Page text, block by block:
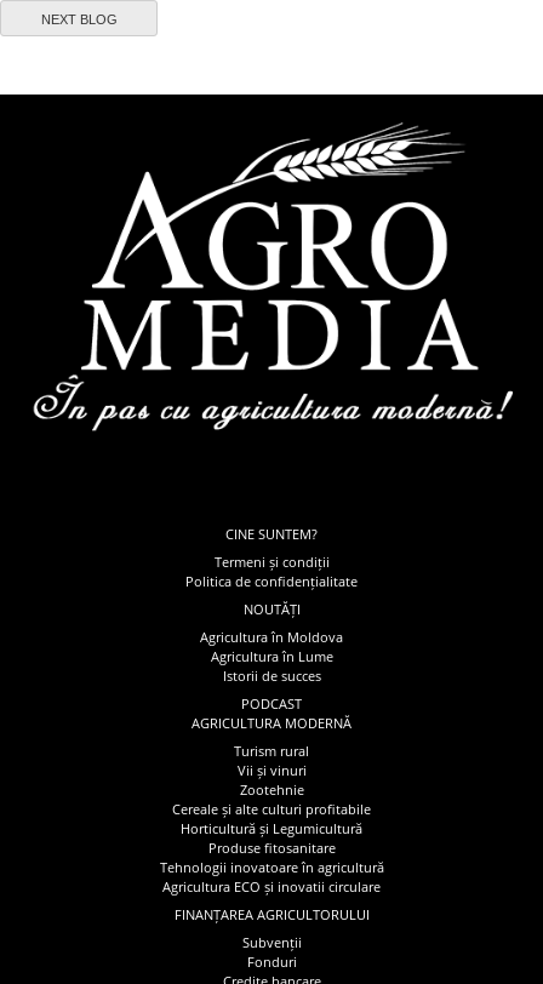
NEXT BLOG
CINE SUNTEM?
Termeni și condiții
Politica de confidențialitate
NOUTĂȚI
Agricultura în Moldova
Agricultura în Lume
Istorii de succes
PODCAST
AGRICULTURA MODERNĂ
Turism rural
Vii și vinuri
Zootehnie
Cereale și alte culturi profitabile
Horticultură și Legumicultură
Produse fitosanitare
Tehnologii inovatoare în agricultură
Agricultura ECO și inovatii circulare
FINANȚAREA AGRICULTORULUI
Subvenții
Fonduri